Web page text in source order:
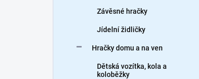
Závěsné hračky
Jídelní židličky
Hračky domu a na ven
Dětská vozítka, kola a
koloběžky